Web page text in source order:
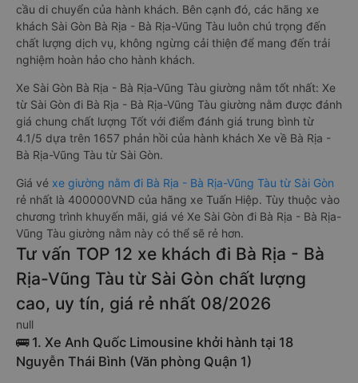
cầu di chuyển của hành khách. Bên cạnh đó, các hãng xe
khách Sài Gòn Bà Rịa - Bà Rịa-Vũng Tàu luôn chú trọng đến
chất lượng dịch vụ, không ngừng cải thiện để mang đến trải
nghiệm hoàn hảo cho hành khách.
Xe Sài Gòn Bà Rịa - Bà Rịa-Vũng Tàu giường nằm tốt nhất: Xe
từ Sài Gòn đi Bà Rịa - Bà Rịa-Vũng Tàu giường nằm được đánh
giá chung chất lượng Tốt với điểm đánh giá trung bình từ
4.1/5 dựa trên 1657 phản hồi của hành khách Xe về Bà Rịa -
Bà Rịa-Vũng Tàu từ Sài Gòn.
Giá vé xe giường nằm đi Bà Rịa - Bà Rịa-Vũng Tàu từ Sài Gòn
rẻ nhất là 400000VND của hãng xe Tuấn Hiệp. Tùy thuộc vào
chương trình khuyến mãi, giá vé Xe Sài Gòn đi Bà Rịa - Bà Rịa-
Vũng Tàu giường nằm này có thể sẽ rẻ hơn.
Tư vấn TOP 12 xe khách đi Bà Rịa - Bà
Rịa-Vũng Tàu từ Sài Gòn chất lượng
cao, uy tín, giá rẻ nhất 08/2026
null
🚌 1. Xe Anh Quốc Limousine khởi hành tại 18
Nguyễn Thái Bình (Văn phòng Quận 1)